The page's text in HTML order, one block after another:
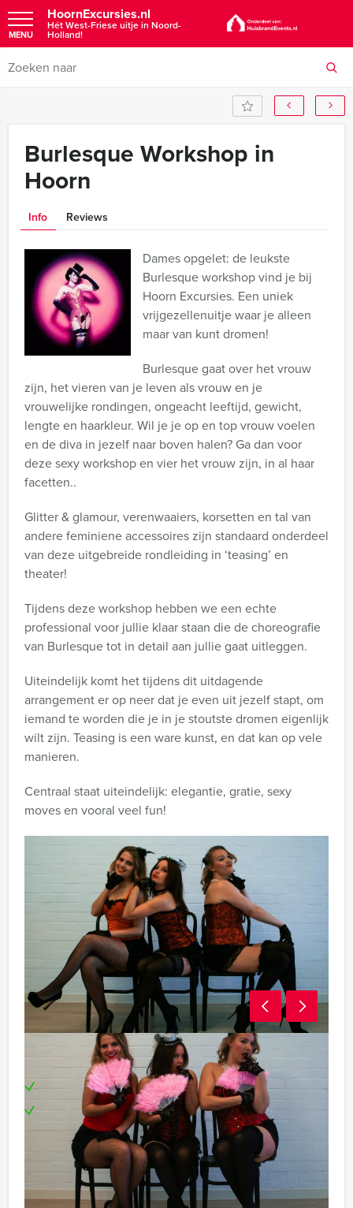
HoornExcursies.nl
Hét West-Friese uitje in Noord-
Holland!
MENU
Burlesque Workshop in
Hoorn
Info Reviews
Dames opgelet: de leukste
Burlesque workshop vind je bij
Hoorn Excursies. Een uniek
vrijgezellenuitje waar je alleen
maar van kunt dromen!
Burlesque gaat over het vrouw
zijn, het vieren van je leven als vrouw en je
vrouwelijke rondingen, ongeacht leeftijd, gewicht,
lengte en haarkleur. Wil je je op en top vrouw voelen
en de diva in jezelf naar boven halen? Ga dan voor
deze sexy workshop en vier het vrouw zijn, in al haar
facetten..
Glitter & glamour, verenwaaiers, korsetten en tal van
andere feminiene accessoires zijn standaard onderdeel
van deze uitgebreide rondleiding in ‘teasing’ en
theater!
Tijdens deze workshop hebben we een echte
professional voor jullie klaar staan die de choreografie
van Burlesque tot in detail aan jullie gaat uitleggen.
Uiteindelijk komt het tijdens dit uitdagende
arrangement er op neer dat je even uit jezelf stapt, om
iemand te worden die je in je stoutste dromen eigenlijk
wilt zijn. Teasing is een ware kunst, en dat kan op vele
manieren.
Centraal staat uiteindelijk: elegantie, gratie, sexy
moves en vooral veel fun!
Inclusief:
Enthousiaste instructrice
Te boeken op uw gewenste dag en tijdstip!
Komt u niet aan het minimale aantal deelnemers voor
deze activiteit? Als u bereid bent voor het minimale
aantal te betalen, kunt u ook gewoon voor minder
personen boeken!